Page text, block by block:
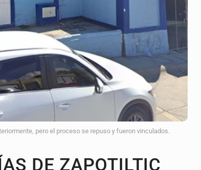
pero el proceso se repuso y fueron vinculados.
DE ZAPOTILTIC